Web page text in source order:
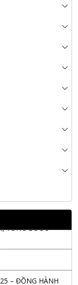
Vận Tải Minh
VỮNG BƯỚC
– ĐỒNG HÀNH